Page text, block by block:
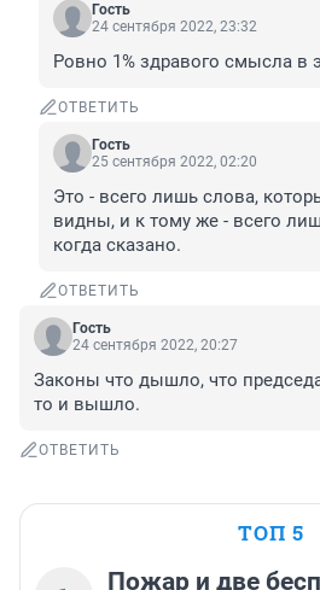
Гость
24 сентября 2022, 23:32
Ровно 1% здравого смысла в
ОТВЕТИТЬ
Гость
25 сентября 2022, 02:20
Это - всего лишь слова,
видны, и к тому же - всего
когда сказано.
ОТВЕТИТЬ
Гость
24 сентября 2022, 20:27
Законы что дышло, что
то и вышло.
ОТВЕТИТЬ
ТОП 5
Пожар и две